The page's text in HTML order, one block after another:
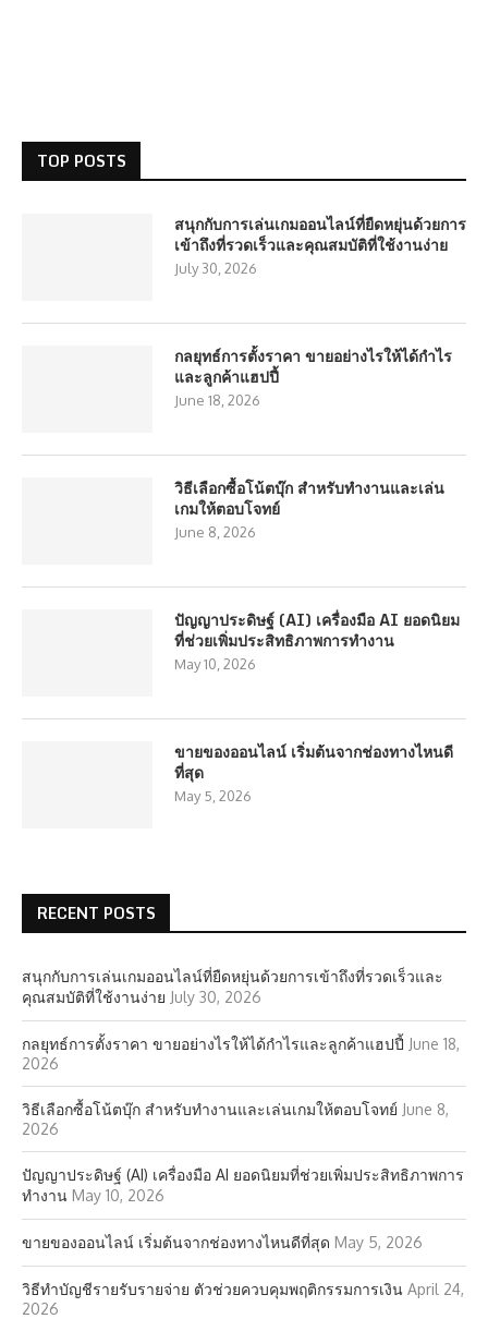
TOP POSTS
สนุกกับการเล่นเกมออนไลน์ที่ยืดหยุ่นด้วยการ
เข้าถึงที่รวดเร็วและคุณสมบัติที่ใช้งานง่าย
July 30, 2026
กลยุทธ์การตั้งราคา ขายอย่างไรให้ได้กำไร
และลูกค้าแฮปปี้
June 18, 2026
วิธีเลือกซื้อโน้ตบุ๊ก สำหรับทำงานและเล่น
เกมให้ตอบโจทย์
June 8, 2026
ปัญญาประดิษฐ์ (AI) เครื่องมือ AI ยอดนิยม
ที่ช่วยเพิ่มประสิทธิภาพการทำงาน
May 10, 2026
ขายของออนไลน์ เริ่มต้นจากช่องทางไหนดี
ที่สุด
May 5, 2026
RECENT POSTS
สนุกกับการเล่นเกมออนไลน์ที่ยืดหยุ่นด้วยการเข้าถึงที่รวดเร็วและ
คุณสมบัติที่ใช้งานง่าย July 30, 2026
กลยุทธ์การตั้งราคา ขายอย่างไรให้ได้กำไรและลูกค้าแฮปปี้ June 18,
2026
วิธีเลือกซื้อโน้ตบุ๊ก สำหรับทำงานและเล่นเกมให้ตอบโจทย์ June 8,
2026
ปัญญาประดิษฐ์ (AI) เครื่องมือ AI ยอดนิยมที่ช่วยเพิ่มประสิทธิภาพการ
ทำงาน May 10, 2026
ขายของออนไลน์ เริ่มต้นจากช่องทางไหนดีที่สุด May 5, 2026
วิธีทำบัญชีรายรับรายจ่าย ตัวช่วยควบคุมพฤติกรรมการเงิน April 24,
2026